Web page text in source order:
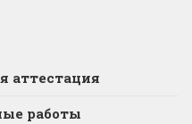
аттестация
работы